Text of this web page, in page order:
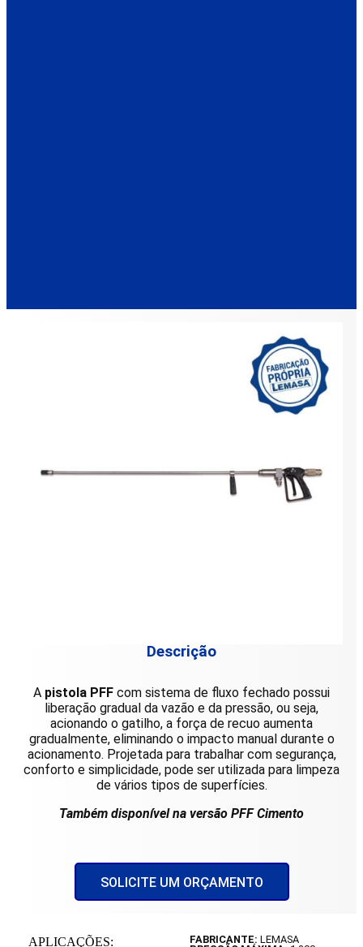
Descrição
A pistola PFF com sistema de fluxo fechado possui
liberação gradual da vazão e da pressão, ou seja,
acionando o gatilho, a força de recuo aumenta
gradualmente, eliminando o impacto manual durante o
acionamento. Projetada para trabalhar com segurança,
conforto e simplicidade, pode ser utilizada para limpeza
de vários tipos de superfícies.
Também disponível na versão PFF Cimento
SOLICITE UM ORÇAMENTO
APLICAÇÕES: FABRICANTE: LEMASA